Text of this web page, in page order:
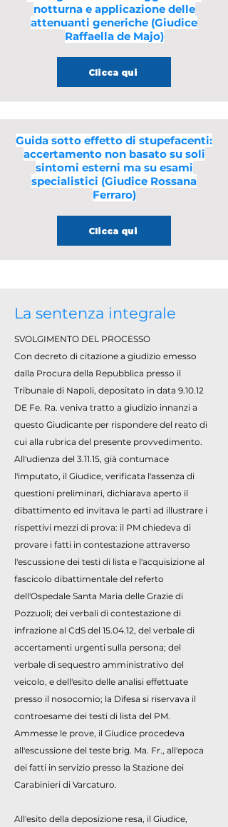
notturna e applicazione delle
attenuanti generiche (Giudice
Raffaella de Majo)
Clicca qui
Guida sotto effetto di stupefacenti:
accertamento non basato su soli
sintomi esterni ma su esami
specialistici (Giudice Rossana
Ferraro)
Clicca qui
La sentenza integrale
SVOLGIMENTO DEL PROCESSO
Con decreto di citazione a giudizio emesso
dalla Procura della Repubblica presso il
Tribunale di Napoli, depositato in data 9.10.12
DE Fe. Ra. veniva tratto a giudizio innanzi a
questo Giudicante per rispondere del reato di
cui alla rubrica del presente provvedimento.
All'udienza del 3.11.15, già contumace
l'imputato, il Giudice, verificata l'assenza di
questioni preliminari, dichiarava aperto il
dibattimento ed invitava le parti ad illustrare i
rispettivi mezzi di prova: il PM chiedeva di
provare i fatti in contestazione attraverso
l'escussione dei testi di lista e l'acquisizione al
fascicolo dibattimentale del referto
dell'Ospedale Santa Maria delle Grazie di
Pozzuoli; dei verbali di contestazione di
infrazione al CdS del 15.04.12, del verbale di
accertamenti urgenti sulla persona; del
verbale di sequestro amministrativo del
veicolo, e dell'esito delle analisi effettuate
presso il nosocomio; la Difesa si riservava il
controesame dei testi di lista del PM.
Ammesse le prove, il Giudice procedeva
all'escussione del teste brig. Ma. Fr., all'epoca
dei fatti in servizio presso la Stazione dei
Carabinieri di Varcaturo.
All'esito della deposizione resa, il Giudice,